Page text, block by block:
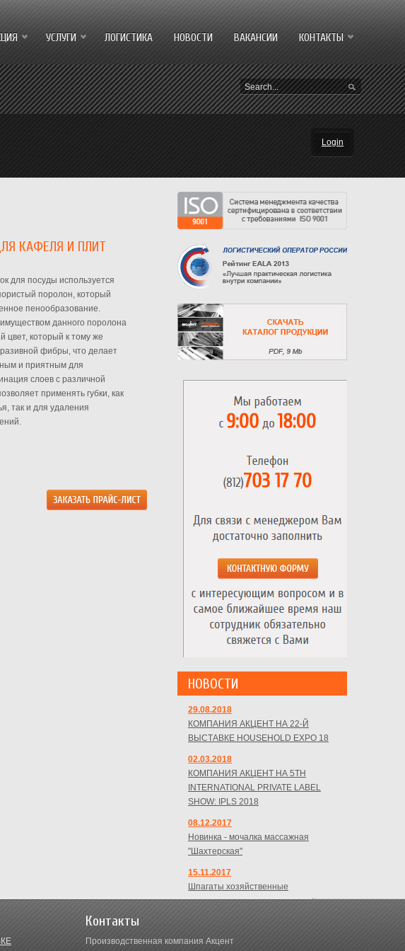
УСЛУГИ ЛОГИСТИКА НОВОСТИ ВАКАНСИИ КОНТАКТЫ
Login
КАФЕЛЯ И ПЛИТ
для посуды используется
поролон, который
пенообразование.
данного поролона
цвет, который к тому же
фибры, что делает
и приятным для
слоев с различной
применять губки, как
так и для удаления
НОВОСТИ
29.08.2018
КОМПАНИЯ АКЦЕНТ НА 22-Й
ВЫСТАВКЕ HOUSEHOLD EXPO 18
02.03.2018
КОМПАНИЯ АКЦЕНТ НА 5TH
INTERNATIONAL PRIVATE LABEL
SHOW: IPLS 2018
08.12.2017
Новинка - мочалка массажная
"Шахтерская"
15.11.2017
Шпагаты хозяйственные
Контакты
Производственная компания Акцент